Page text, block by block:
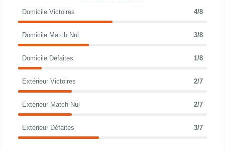
Domicile Victoires 4/8
Domicile Match Nul 3/8
Domicile Défaites 1/8
Extérieur Victoires 2/7
Extérieur Match Nul 2/7
Extérieur Défaites 3/7